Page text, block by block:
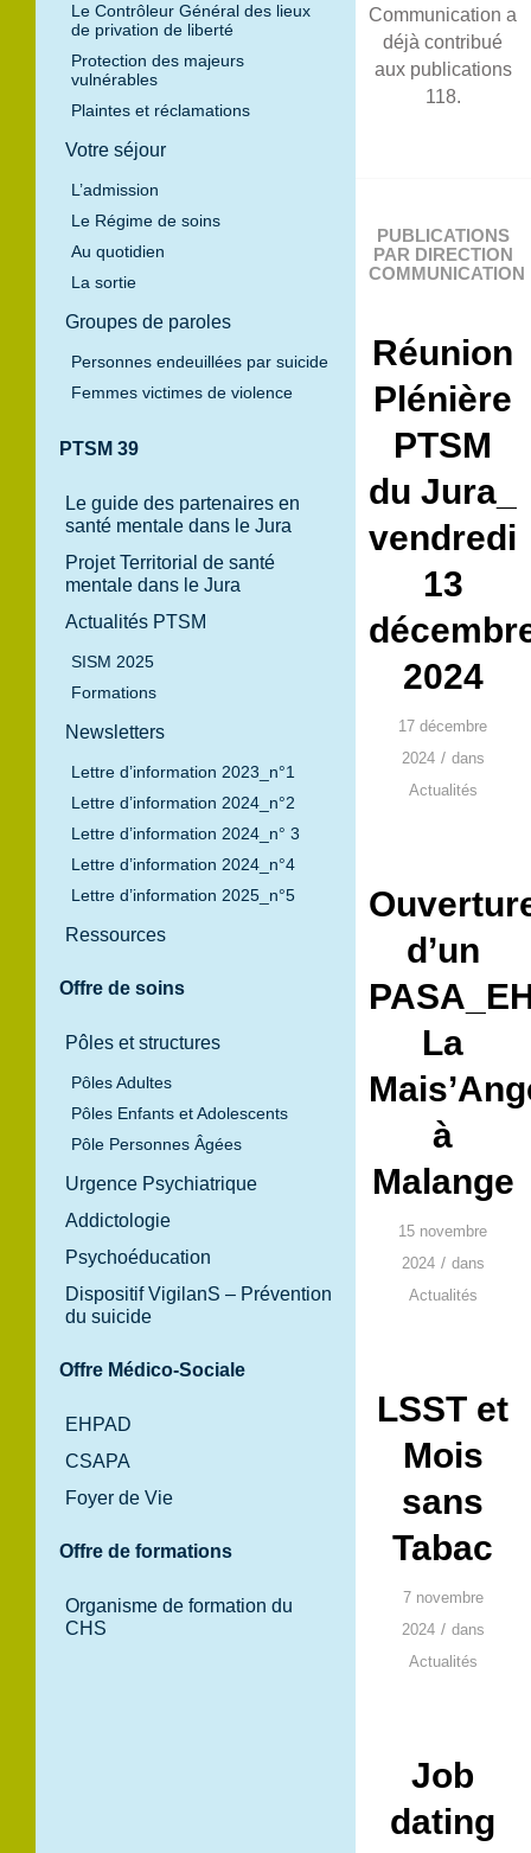
Le Contrôleur Général des lieux
de privation de liberté
Protection des majeurs
vulnérables
Plaintes et réclamations
Votre séjour
L’admission
Le Régime de soins
Au quotidien
La sortie
Groupes de paroles
Personnes endeuillées par suicide
Femmes victimes de violence
PTSM 39
Le guide des partenaires en
santé mentale dans le Jura
Projet Territorial de santé
mentale dans le Jura
Actualités PTSM
SISM 2025
Formations
Newsletters
Lettre d’information 2023_n°1
Lettre d’information 2024_n°2
Lettre d’information 2024_n° 3
Lettre d’information 2024_n°4
Lettre d’information 2025_n°5
Ressources
Offre de soins
Pôles et structures
Pôles Adultes
Pôles Enfants et Adolescents
Pôle Personnes Âgées
Urgence Psychiatrique
Addictologie
Psychoéducation
Dispositif VigilanS – Prévention
du suicide
Offre Médico-Sociale
EHPAD
CSAPA
Foyer de Vie
Offre de formations
Organisme de formation du
CHS
Communication a
déjà contribué
aux publications
118.
PUBLICATIONS
PAR DIRECTION
COMMUNICATION
Réunion
Plénière
PTSM
du Jura_
vendredi
13
2024
17 décembre
2024 / dans
Actualités
d’un
La
à
Malange
15 novembre
2024 / dans
Actualités
LSST et
Mois
sans
Tabac
7 novembre
2024 / dans
Actualités
Job
dating